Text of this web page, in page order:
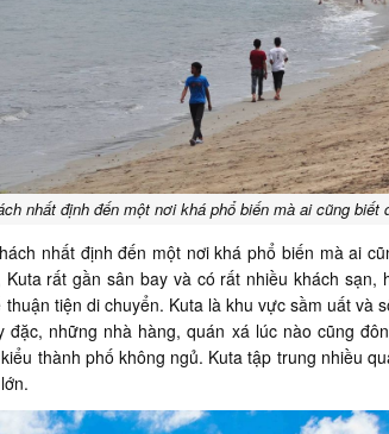
nhất định đến một nơi khá phổ biến mà ai cũng biết
nhất định đến một nơi khá phổ biến mà ai
rất gần sân bay và có rất nhiều khách sạn,
tiện di chuyển. Kuta là khu vực sầm uất và
những nhà hàng, quán xá lúc nào cũng
thành phố không ngủ. Kuta tập trung nhiều